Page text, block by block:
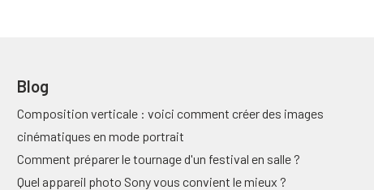
Blog
Composition verticale : voici comment créer des images
cinématiques en mode portrait
Comment préparer le tournage d'un festival en salle ?
Quel appareil photo Sony vous convient le mieux ?